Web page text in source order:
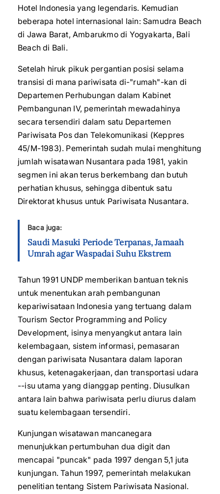
Hotel Indonesia yang legendaris. Kemudian
beberapa hotel internasional lain: Samudra Beach
di Jawa Barat, Ambarukmo di Yogyakarta, Bali
Beach di Bali.
Setelah hiruk pikuk pergantian posisi selama
transisi di mana pariwisata di-"rumah"-kan di
Departemen Perhubungan dalam Kabinet
Pembangunan IV, pemerintah mewadahinya
secara tersendiri dalam satu Departemen
Pariwisata Pos dan Telekomunikasi (Keppres
45/M-1983). Pemerintah sudah mulai menghitung
jumlah wisatawan Nusantara pada 1981, yakin
segmen ini akan terus berkembang dan butuh
perhatian khusus, sehingga dibentuk satu
Direktorat khusus untuk Pariwisata Nusantara.
Baca juga:
Saudi Masuki Periode Terpanas, Jamaah
Umrah agar Waspadai Suhu Ekstrem
Tahun 1991 UNDP memberikan bantuan teknis
untuk menentukan arah pembangunan
kepariwisataan Indonesia yang tertuang dalam
Tourism Sector Programming and Policy
Development, isinya menyangkut antara lain
kelembagaan, sistem informasi, pemasaran
dengan pariwisata Nusantara dalam laporan
khusus, ketenagakerjaan, dan transportasi udara
--isu utama yang dianggap penting. Diusulkan
antara lain bahwa pariwisata perlu diurus dalam
suatu kelembagaan tersendiri.
Kunjungan wisatawan mancanegara
menunjukkan pertumbuhan dua digit dan
mencapai "puncak" pada 1997 dengan 5,1 juta
kunjungan. Tahun 1997, pemerintah melakukan
penelitian tentang Sistem Pariwisata Nasional.